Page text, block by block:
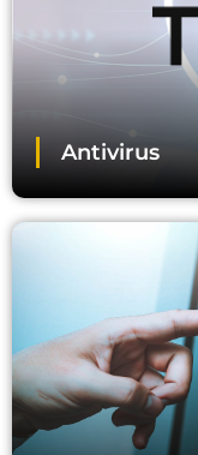
Antivirus